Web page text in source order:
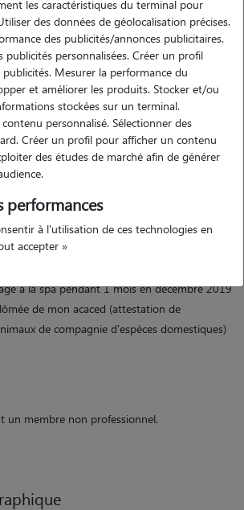
ans, passionné par les animaux depuis mon
vécu avec des chiens à la maison et
métier par la suite. en attendant j'aimerai
de dog sitter, je peut également aller
en extérieur et également leurs faire un
à la spa pendant 1 mois en décembre 2019
de mon acaced (attestation de
de compagnie d'espèces domestiques)
un membre non professionnel.
les caractéristiques du terminal pour
des données de géolocalisation précises.
des publicités/annonces publicitaires.
publicités personnalisées. Créer un profil
publicités. Mesurer la performance du
et améliorer les produits. Stocker et/ou
stockées sur un terminal.
personnalisé. Sélectionner des
Créer un profil pour afficher un contenu
des études de marché afin de générer
performances
à l'utilisation de ces technologies en
accepter »